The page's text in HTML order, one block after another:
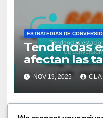
ESTRATEGIAS DE
Tendencias
afectan las
conversión
Australia
NOV 19, 2025